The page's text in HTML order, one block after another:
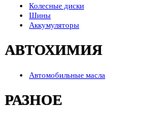
Колесные диски
Шины
Аккумуляторы
АВТОХИМИЯ
Автомобильные масла
РАЗНОЕ